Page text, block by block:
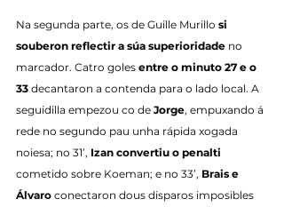
Na segunda parte, os de Guille Murillo si
souberon reflectir a súa superioridade no
marcador. Catro goles entre o minuto 27 e o
33 decantaron a contenda para o lado local. A
seguidilla empezou co de Jorge, empuxando á
rede no segundo pau unha rápida xogada
noiesa; no 31’, Izan convertiu o penalti
cometido sobre Koeman; e no 33’, Brais e
Álvaro conectaron dous disparos imposibles